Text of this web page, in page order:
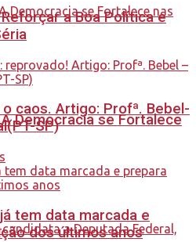
Democracia se Fortalece
a Boa Política e
caos. Artigo: Profª. Bebel-
SP)
tem data marcada e
dos últimos anos